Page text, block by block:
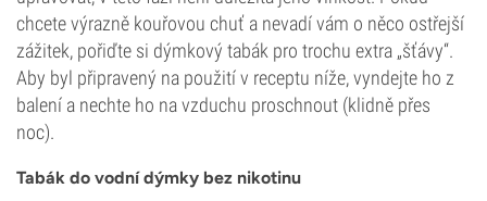
chcete výrazně kouřovou chuť a nevadí vám o něco ostřejší
zážitek, pořiďte si dýmkový tabák pro trochu extra „šťávy“.
Aby byl připravený na použití v receptu níže, vyndejte ho z
balení a nechte ho na vzduchu proschnout (klidně přes
noc).
Tabák do vodní dýmky bez nikotinu